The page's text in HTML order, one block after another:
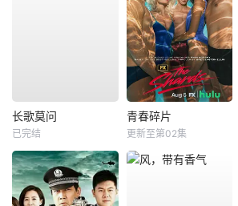
长歌莫问
已完结
青春碎片
更新至第02集